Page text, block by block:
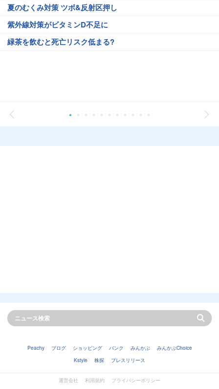
夏のむくみ対策 ツボ&反射区押し
紫外線対策がビタミンD不足に
緑茶を飲むと死亡リスク低まる?
Peachy ブログ ショッピング バンク みんかぶ
みんかぶChoice
Kstyle
株探 プレスリリース
運営会社 利用規約 プライバシーポリシー